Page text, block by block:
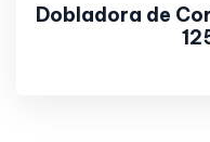
Dobladora de